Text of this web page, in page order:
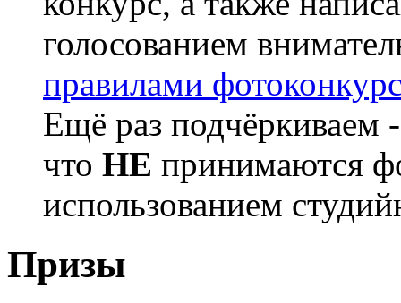
голосованием
правилами
Ещё раз подчёркиваем
что НЕ принимаются
использованием
Призы